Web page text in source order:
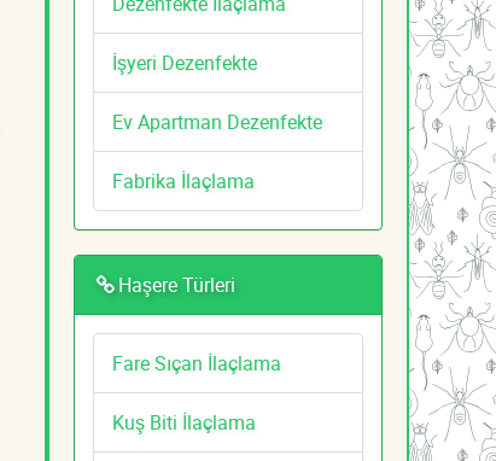
İşyeri Dezenfekte
Ev Apartman Dezenfekte
Fabrika İlaçlama
Haşere Türleri
Fare Sıçan İlaçlama
Kuş Biti İlaçlama